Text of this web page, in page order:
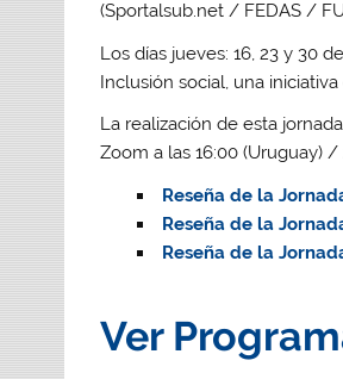
(Sportalsub.net / FEDAS /
Los días jueves: 16, 23 y 30
Inclusión social, una
La realización de esta
Zoom a las 16:00 (Uruguay) /
Reseña de la
Reseña de la
Reseña de la
Ver